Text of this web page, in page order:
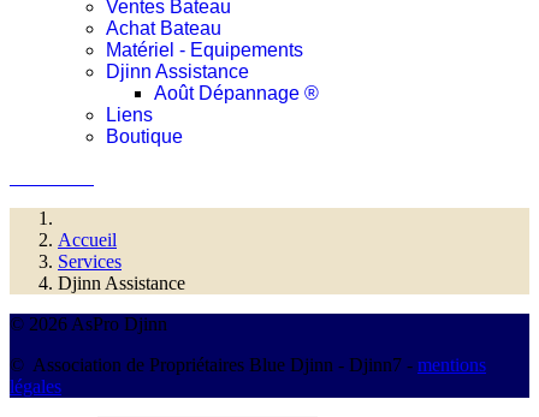
Ventes Bateau
Achat Bateau
Matériel - Equipements
Djinn Assistance
Août Dépannage ®
Liens
Boutique
Accueil
Services
Djinn Assistance
© 2026 AsPro Djinn
© Association de Propriétaires Blue Djinn - Djinn7 - mentions
légales